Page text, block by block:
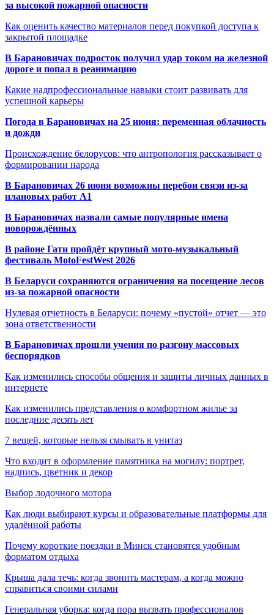
за высокой пожарной опасности
Как оценить качество материалов перед покупкой доступа к
закрытой площадке
В Барановичах подросток получил удар током на железной
дороге и попал в реанимацию
Какие надпрофессиональные навыки стоит развивать для
успешной карьеры
Погода в Барановичах на 25 июня: переменная облачность
и дожди
Происхождение белорусов: что антропология рассказывает о
формировании народа
В Барановичах 26 июня возможны перебои связи из-за
плановых работ A1
В Барановичах назвали самые популярные имена
новорождённых
В районе Гати пройдёт крупный мото-музыкальный
фестиваль MotoFestWest 2026
В Беларуси сохраняются ограничения на посещение лесов
из-за пожарной опасности
Нулевая отчетность в Беларуси: почему «пустой» отчет — это
зона ответственности
В Барановичах прошли учения по разгону массовых
беспорядков
Как изменились способы общения и защиты личных данных в
интернете
Как изменились представления о комфортном жилье за
последние десять лет
7 вещей, которые нельзя смывать в унитаз
Что входит в оформление памятника на могилу: портрет,
надпись, цветник и декор
Выбор лодочного мотора
Как люди выбирают курсы и образовательные платформы для
удалённой работы
Почему короткие поездки в Минск становятся удобным
форматом отдыха
Крыша дала течь: когда звонить мастерам, а когда можно
справиться своими силами
Генеральная уборка: когда пора вызвать профессионалов